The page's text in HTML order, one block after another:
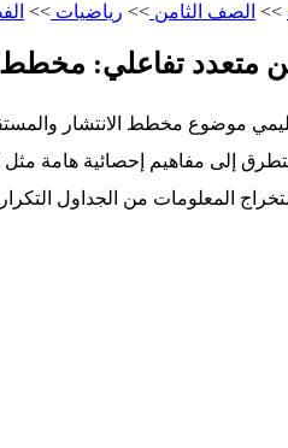
>> الصف الثامن >> رياضيات >>
من متعدد تفاعلي: مخطط
موضوع مخطط الانتشار
إلى مفاهيم إحصائية هامة
المعلومات من الجداول